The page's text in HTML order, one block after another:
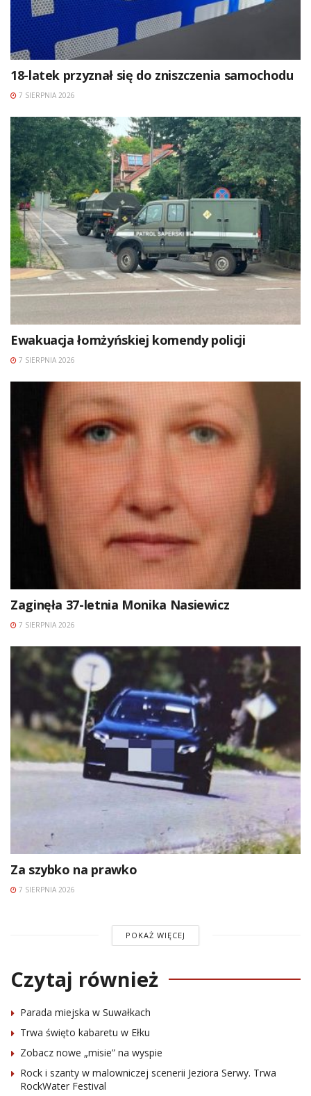
18-latek przyznał się do zniszczenia samochodu
7 SIERPNIA 2026
Ewakuacja łomżyńskiej komendy policji
7 SIERPNIA 2026
Zaginęła 37-letnia Monika Nasiewicz
7 SIERPNIA 2026
Za szybko na prawko
7 SIERPNIA 2026
POKAŻ WIĘCEJ
Czytaj również
Parada miejska w Suwałkach
Trwa święto kabaretu w Ełku
Zobacz nowe „misie” na wyspie
Rock i szanty w malowniczej scenerii Jeziora Serwy. Trwa
RockWater Festival